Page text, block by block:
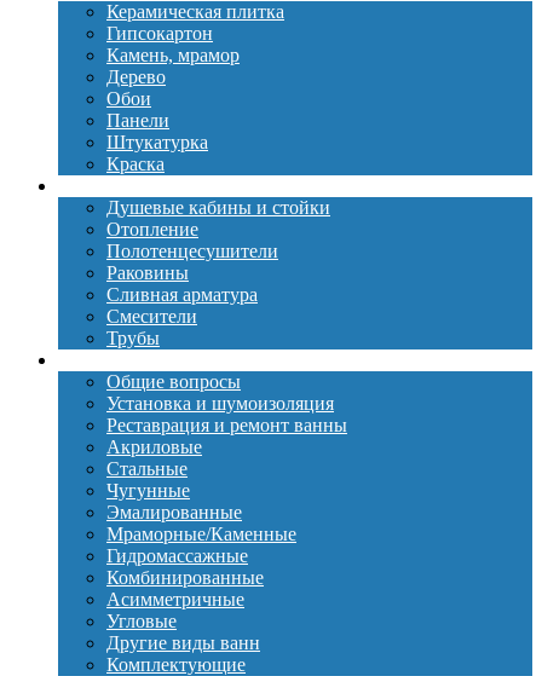
Керамическая плитка
Гипсокартон
Камень, мрамор
Дерево
Обои
Панели
Штукатурка
Краска
Душевые кабины и стойки
Отопление
Полотенцесушители
Раковины
Сливная арматура
Смесители
Трубы
Общие вопросы
Установка и шумоизоляция
Реставрация и ремонт ванны
Акриловые
Стальные
Чугунные
Эмалированные
Мраморные/Каменные
Гидромассажные
Комбинированные
Асимметричные
Угловые
Другие виды ванн
Комплектующие